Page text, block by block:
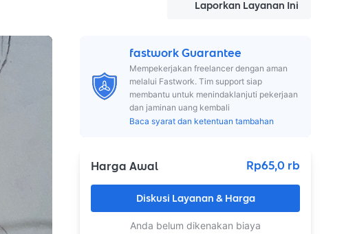
Laporkan Layanan Ini
fastwork Guarantee
Mempekerjakan freelancer dengan aman
melalui Fastwork. Tim support siap
membantu untuk menindaklanjuti pekerjaan
dan jaminan uang kembali
Baca syarat dan ketentuan tambahan
Harga Awal Rp65,0 rb
Diskusi Layanan & Harga
Anda belum dikenakan biaya